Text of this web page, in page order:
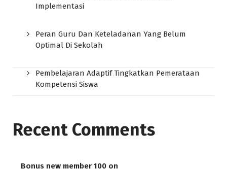
Implementasi
Peran Guru Dan Keteladanan Yang Belum
Optimal Di Sekolah
Pembelajaran Adaptif Tingkatkan Pemerataan
Kompetensi Siswa
Recent Comments
Bonus new member 100 on